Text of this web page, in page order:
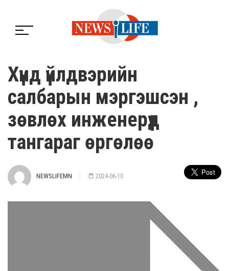
Хүнд үйлдвэрийн
салбарын мэргэшсэн ,
зөвлөх инженерүүд
тангараг өргөлөө
NEWSLIFEMN 2024-06-10